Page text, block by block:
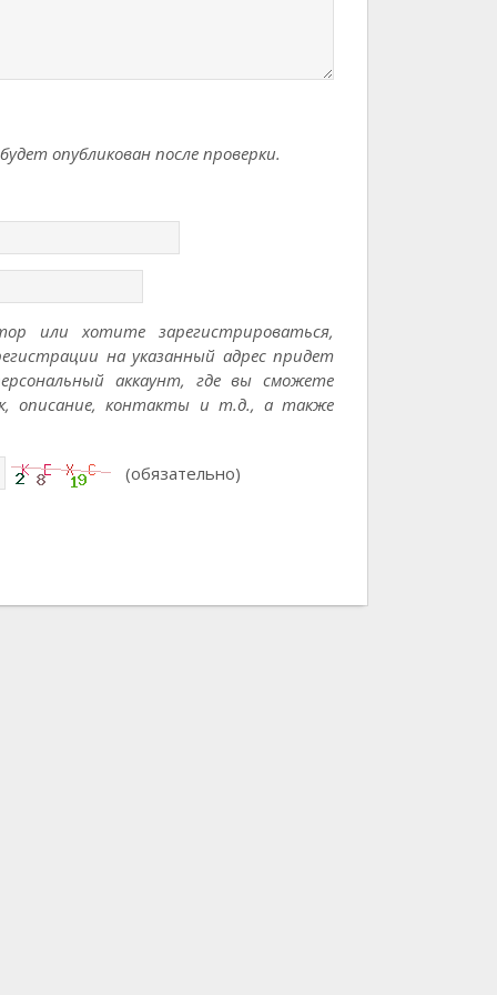
опубликован после проверки.
или хотите зарегистрироваться,
на указанный адрес придет
аккаунт, где вы сможете
описание, контакты и т.д., а также
(обязательно)